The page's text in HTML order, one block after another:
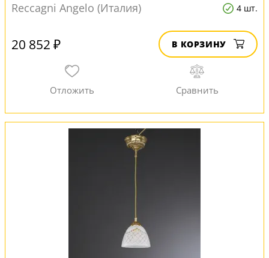
Reccagni Angelo (Италия) 4 шт.
20 852 ₽ В КОРЗИНУ